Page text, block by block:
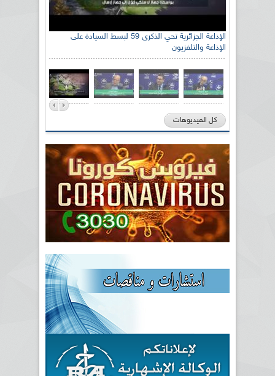
الإذاعة الجزائرية تحي الذكرى 59 لبسط السيادة على
الإذاعة والتلفزيون
كل الفيديوهات